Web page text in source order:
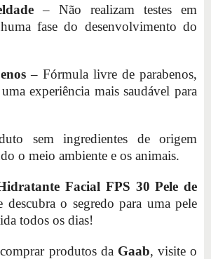
– Não realizam testes em
fase do desenvolvimento do
– Fórmula livre de parabenos,
experiência mais saudável para
sem ingredientes de origem
o meio ambiente e os animais.
Facial FPS 30 Pele de
descubra o segredo para uma pele
todos os dias!
produtos da Gaab, visite o